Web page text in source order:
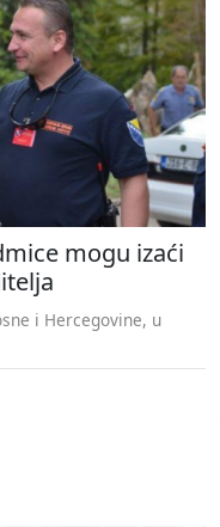
mogu izaći
i Hercegovine, u